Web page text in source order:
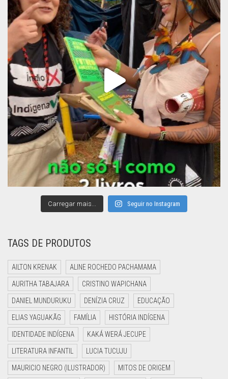
Carregar mais... Seguir no Instagram
TAGS DE PRODUTOS
AILTON KRENAK ALINE ROCHEDO PACHAMAMA
AURITHA TABAJARA CRISTINO WAPICHANA
DANIEL MUNDURUKU DENÍZIA CRUZ EDUCAÇÃO
ELIAS YAGUAKÃG FAMÍLIA HISTÓRIA INDÍGENA
IDENTIDADE INDÍGENA KAKÁ WERÁ JECUPE
LITERATURA INFANTIL LUCIA TUCUJU
MAURICIO NEGRO (ILUSTRADOR) MITOS DE ORIGEM